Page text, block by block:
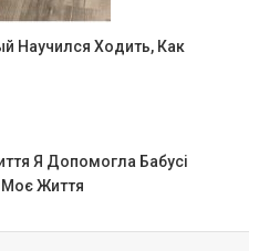
Научился Ходить, Как
Я Допомогла Бабусі
Моє Життя